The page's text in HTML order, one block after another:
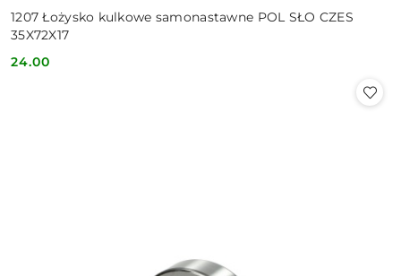
1207 Łożysko kulkowe samonastawne POL SŁO CZES
35X72X17
Cena:
24.00